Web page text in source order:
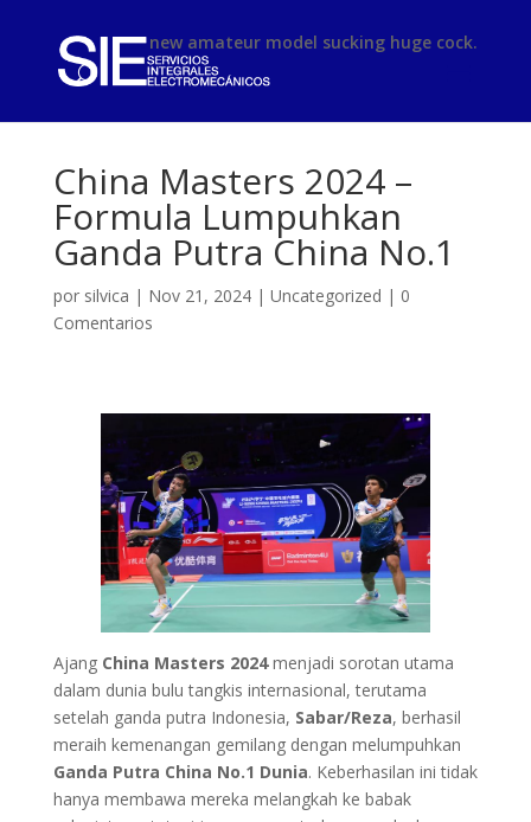
phimsexnew amateur model sucking huge cock.
China Masters 2024 –
Formula Lumpuhkan
Ganda Putra China No.1
por silvica | Nov 21, 2024| Uncategorized | 0
Comentarios
Ajang China Masters 2024menjadi sorotan utama
dalam dunia bulu tangkis internasional, terutama
setelah ganda putra Indonesia, Sabar/Reza, berhasil
meraih kemenangan gemilang dengan melumpuhkan
Ganda Putra China No.1 Dunia. Keberhasilan ini tidak
hanya membawa mereka melangkah ke babak